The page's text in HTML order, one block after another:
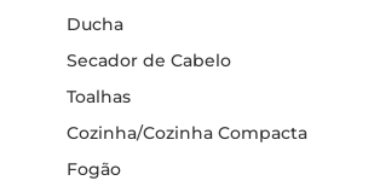
Ducha
Secador de Cabelo
Toalhas
Cozinha/Cozinha Compacta
Fogão